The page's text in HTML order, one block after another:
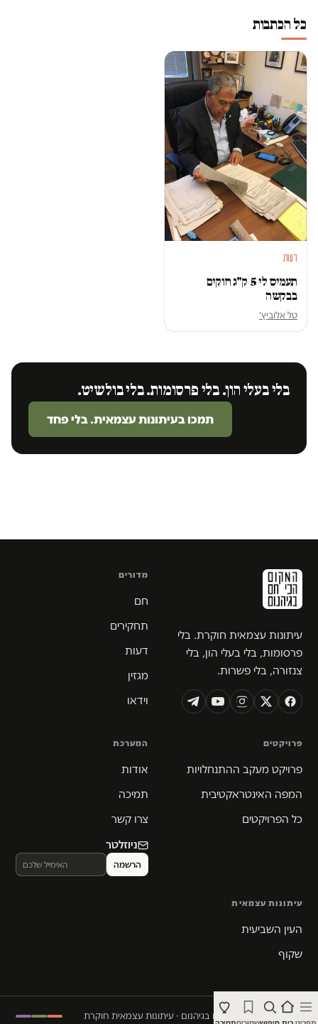
כל הכתבות
דעות
תעמיס לי 5 ק"ג חוקים
בבקשה
טל אלוביץ'
בלי בעלי הון. בלי פרסומות. בלי בולשיט.
תמכו בעיתונות עצמאית. בלי פחד
עיתונות עצמאית חוקרת. בלי
פרסומות, בלי בעלי הון, בלי
צנזורה, בלי פשרות.
מדורים
חם
תחקירים
דעות
מגזין
וידאו
פרויקטים
פרויקט מעקב ההתנחלויות
המפה האינטראקטיבית
כל הפרויקטים
המערכת
אודות
תמיכה
צרו קשר
ניוזלטר
עיתונות עצמאית
העין השביעית
שקוף
© 2026 המקום הכי חם בגיהנום · עיתונות עצמאית חוקרת